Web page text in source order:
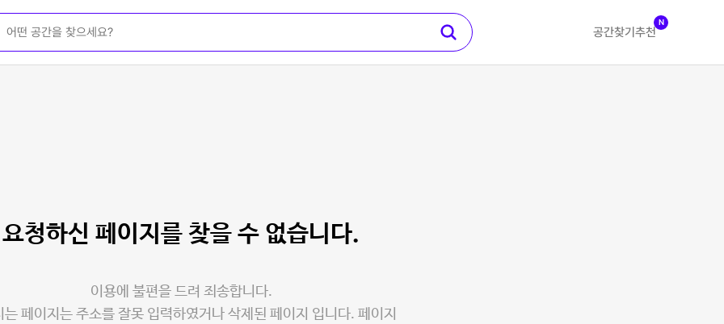
공간찾기 추천
N
요청하신 페이지를 찾을 수 없습니다.
이용에 불편을 드려 죄송합니다.
는 페이지는 주소를 잘못 입력하였거나 삭제된 페이지 입니다. 페이지